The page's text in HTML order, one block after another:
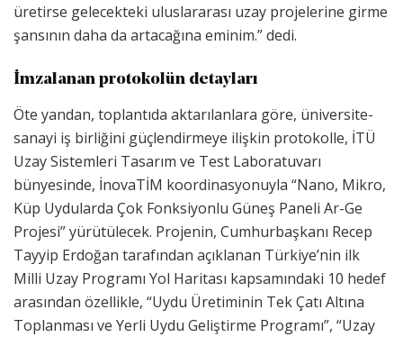
üretirse gelecekteki uluslararası uzay projelerine girme
şansının daha da artacağına eminim.” dedi.
İmzalanan protokolün detayları
Öte yandan, toplantıda aktarılanlara göre, üniversite-
sanayi iş birliğini güçlendirmeye ilişkin protokolle, İTÜ
Uzay Sistemleri Tasarım ve Test Laboratuvarı
bünyesinde, İnovaTİM koordinasyonuyla “Nano, Mikro,
Küp Uydularda Çok Fonksiyonlu Güneş Paneli Ar-Ge
Projesi” yürütülecek. Projenin, Cumhurbaşkanı Recep
Tayyip Erdoğan tarafından açıklanan Türkiye’nin ilk
Milli Uzay Programı Yol Haritası kapsamındaki 10 hedef
arasından özellikle, “Uydu Üretiminin Tek Çatı Altına
Toplanması ve Yerli Uydu Geliştirme Programı”, “Uzay